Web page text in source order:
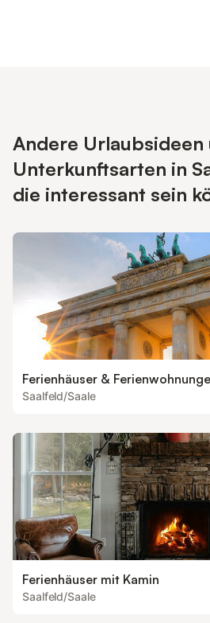
Andere Urlaubsideen
Unterkunftsarten in
die interessant sein
Ferienhäuser &
Saalfeld/Saale
Ferienhäuser mit Kamin
Saalfeld/Saale